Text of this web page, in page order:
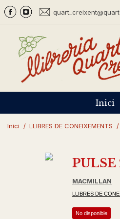
Inici
Inici / LLIBRES DE CONEIXEMENTS /
MACMILLAN
LLIBRES DE
No disponible